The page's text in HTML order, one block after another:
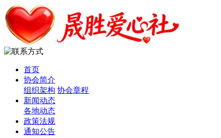
首页
协会简介
组织架构 协会章程
新闻动态
各地动态
政策法规
通知公告